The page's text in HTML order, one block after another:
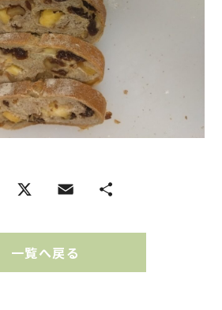
一覧へ戻る